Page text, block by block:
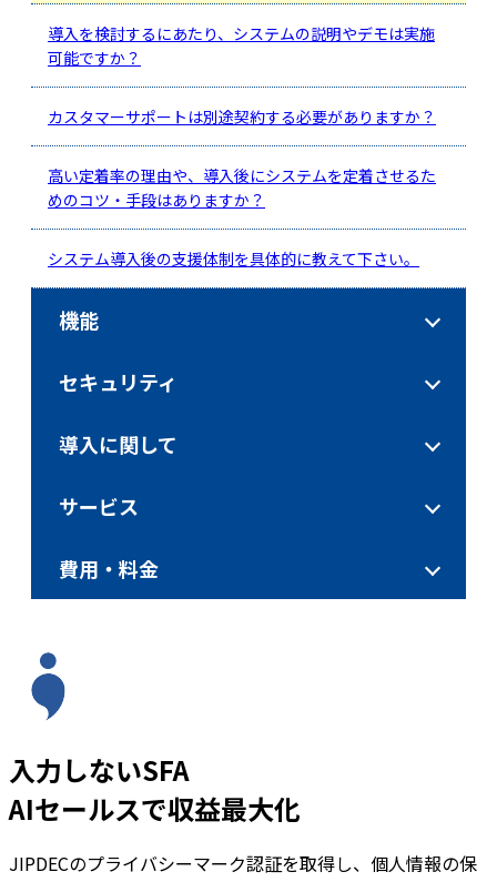
導入を検討するにあたり、システムの説明やデモは実施
可能ですか？
カスタマーサポートは別途契約する必要がありますか？
高い定着率の理由や、導入後にシステムを定着させるた
めのコツ・手段はありますか？
システム導入後の支援体制を具体的に教えて下さい。
機能
セキュリティ
導入に関して
サービス
費用・料金
入力しないSFA
AIセールスで収益最大化
JIPDECのプライバシーマーク認証を取得し、個人情報の保